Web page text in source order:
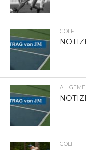
GOLF
GOLF